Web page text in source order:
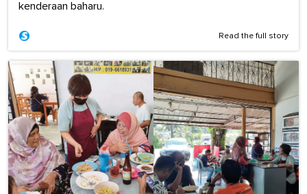
kenderaan baharu.
Read the full story